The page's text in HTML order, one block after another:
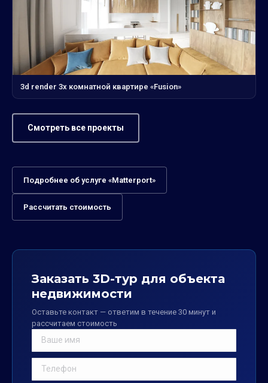
3d render 3х комнатной квартире «Fusion»
Смотреть все проекты
Подробнее об услуге «Matterport»
Рассчитать стоимость
Заказать 3D-тур для объекта
недвижимости
Оставьте контакт — ответим в течение 30 минут и
рассчитаем стоимость